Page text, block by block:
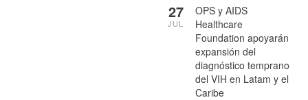
OPS y AIDS
Healthcare
Foundation apoyarán
expansión del
diagnóstico temprano
del VIH en Latam y el
Caribe
27
JUL